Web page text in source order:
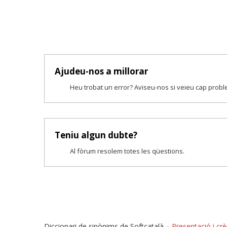
Ajudeu-nos a millorar
Heu trobat un error? Aviseu-nos si veieu cap
Teniu algun dubte?
Al fòrum resolem totes les qüestions.